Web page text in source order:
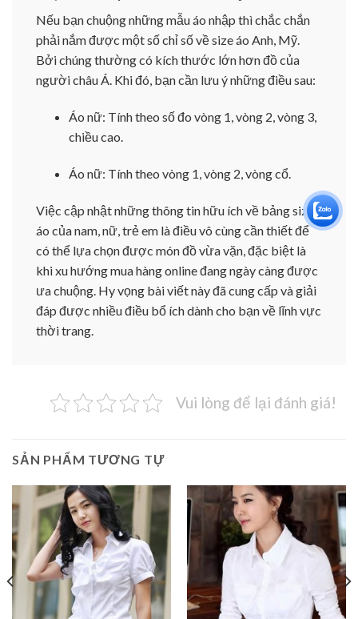
Nếu bạn chuộng những mẫu áo nhập thì chắc chắn
phải nắm được một số chỉ số về size áo Anh, Mỹ.
Bởi chúng thường có kích thước lớn hơn đồ của
người châu Á. Khi đó, bạn cần lưu ý những điều sau:
Áo nữ: Tính theo số đo vòng 1, vòng 2, vòng 3,
chiều cao.
Áo nữ: Tính theo vòng 1, vòng 2, vòng cổ.
Việc cập nhật những thông tin hữu ích về bảng size
áo của nam, nữ, trẻ em là điều vô cùng cần thiết để
có thể lựa chọn được món đồ vừa vặn, đặc biệt là
khi xu hướng mua hàng online đang ngày càng được
ưa chuộng. Hy vọng bài viết này đã cung cấp và giải
đáp được nhiều điều bổ ích dành cho bạn về lĩnh vực
thời trang.
Vui lòng để lại đánh giá!
SẢN PHẨM TƯƠNG TỰ